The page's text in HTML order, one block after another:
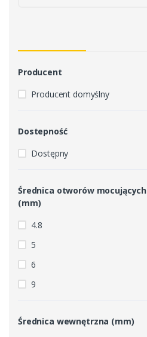
Producent
Producent domyślny
Dostepność
Dostępny
Średnica otworów mocujących
(mm)
4.8
5
6
9
Średnica wewnętrzna (mm)